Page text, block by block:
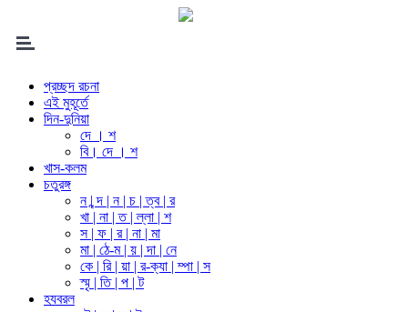
প্রচ্ছদ রচনা
এই মুহূর্তে
দিন-দুনিয়া
দে । শ
বি। দে । শ
খাস-কলম
চতুরঙ্গ
ন | ন্দ | ন | চ | ত্ব | র
খা | না | ত | ল্লা | শ
স | ফ | র | না | মা
মা | ঠে-ম | য় | দা | নে
কে | রি | য়া | র-ক্যা | ম্পা | স
স্মৃ | তি | প | ট
হযবরল